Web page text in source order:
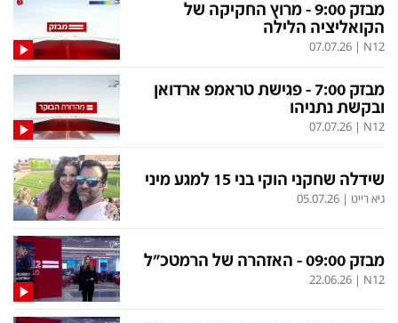
פוליטי
מילה ביום
כלכלה
מונדיאל
English Edition
תרבות
ערב טוב עם גיא פינס
נסיעות
12+
דרושים חדשות 12
מבזק 9:00 - מרוץ החקיקה של
הקואליציה הלילה
N12
|
07.07.26
מבזק 7:00 - פגישת טראמפ ארדואן
ובקשת נתניהו
N12
|
07.07.26
שידלה שחקני הוקי בני 15 למגע מיני
גיא רייט |
05.07.26
מבזק 09:00 - האזהרה של הרמטכ"ל
N12
|
22.06.26